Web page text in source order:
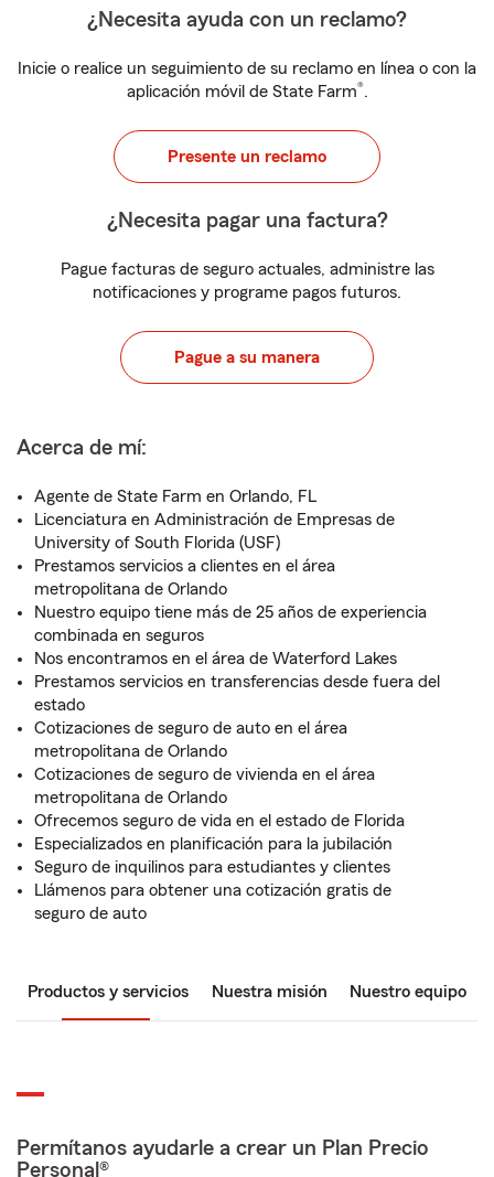
¿Necesita ayuda con un reclamo?
Inicie o realice un seguimiento de su reclamo en línea o con la
aplicación móvil de State Farm®.
Presente un reclamo
¿Necesita pagar una factura?
Pague facturas de seguro actuales, administre las
notificaciones y programe pagos futuros.
Pague a su manera
Acerca de mí:
Agente de State Farm en Orlando, FL
Licenciatura en Administración de Empresas de
University of South Florida (USF)
Prestamos servicios a clientes en el área
metropolitana de Orlando
Nuestro equipo tiene más de 25 años de experiencia
combinada en seguros
Nos encontramos en el área de Waterford Lakes
Prestamos servicios en transferencias desde fuera del
estado
Cotizaciones de seguro de auto en el área
metropolitana de Orlando
Cotizaciones de seguro de vivienda en el área
metropolitana de Orlando
Ofrecemos seguro de vida en el estado de Florida
Especializados en planificación para la jubilación
Seguro de inquilinos para estudiantes y clientes
Llámenos para obtener una cotización gratis de
seguro de auto
Productos y servicios Nuestra misión Nuestro equipo
Permítanos ayudarle a crear un Plan Precio
Personal®